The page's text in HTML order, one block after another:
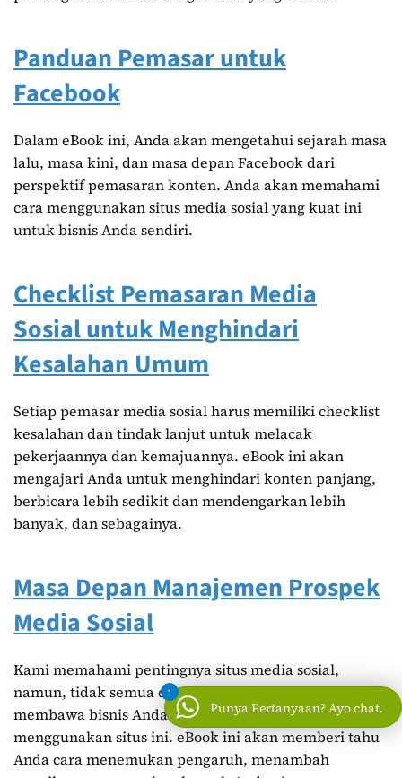
Panduan Pemasar untuk
Facebook
Dalam eBook ini, Anda akan mengetahui sejarah masa
lalu, masa kini, dan masa depan Facebook dari
perspektif pemasaran konten. Anda akan memahami
cara menggunakan situs media sosial yang kuat ini
untuk bisnis Anda sendiri.
Checklist Pemasaran Media
Sosial untuk Menghindari
Kesalahan Umum
Setiap pemasar media sosial harus memiliki checklist
kesalahan dan tindak lanjut untuk melacak
pekerjaannya dan kemajuannya. eBook ini akan
mengajari Anda untuk menghindari konten panjang,
berbicara lebih sedikit dan mendengarkan lebih
banyak, dan sebagainya.
Masa Depan Manajemen Prospek
Media Sosial
Kami memahami pentingnya situs media sosial,
namun, tidak semua dari kita memahami cara
membawa bisnis Anda ke tingkat berikutnya
menggunakan situs ini. eBook ini akan memberi tahu
Anda cara menemukan pengaruh, menambah
Punya Pertanyaan? Ayo chat.
1